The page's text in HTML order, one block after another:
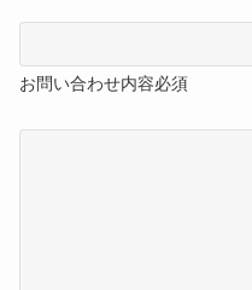
お問い合わせ内容必須